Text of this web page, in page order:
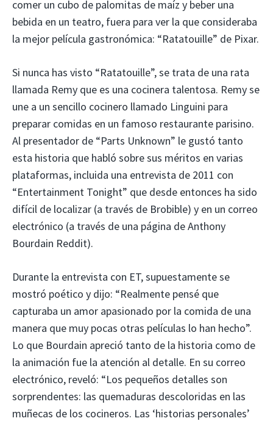
comer un cubo de palomitas de maíz y beber una
bebida en un teatro, fuera para ver la que consideraba
la mejor película gastronómica: “Ratatouille” de Pixar.
Si nunca has visto “Ratatouille”, se trata de una rata
llamada Remy que es una cocinera talentosa. Remy se
une a un sencillo cocinero llamado Linguini para
preparar comidas en un famoso restaurante parisino.
Al presentador de “Parts Unknown” le gustó tanto
esta historia que habló sobre sus méritos en varias
plataformas, incluida una entrevista de 2011 con
“Entertainment Tonight” que desde entonces ha sido
difícil de localizar (a través de Brobible) y en un correo
electrónico (a través de una página de Anthony
Bourdain Reddit).
Durante la entrevista con ET, supuestamente se
mostró poético y dijo: “Realmente pensé que
capturaba un amor apasionado por la comida de una
manera que muy pocas otras películas lo han hecho”.
Lo que Bourdain apreció tanto de la historia como de
la animación fue la atención al detalle. En su correo
electrónico, reveló: “Los pequeños detalles son
sorprendentes: las quemaduras descoloridas en las
muñecas de los cocineros. Las ‘historias personales’